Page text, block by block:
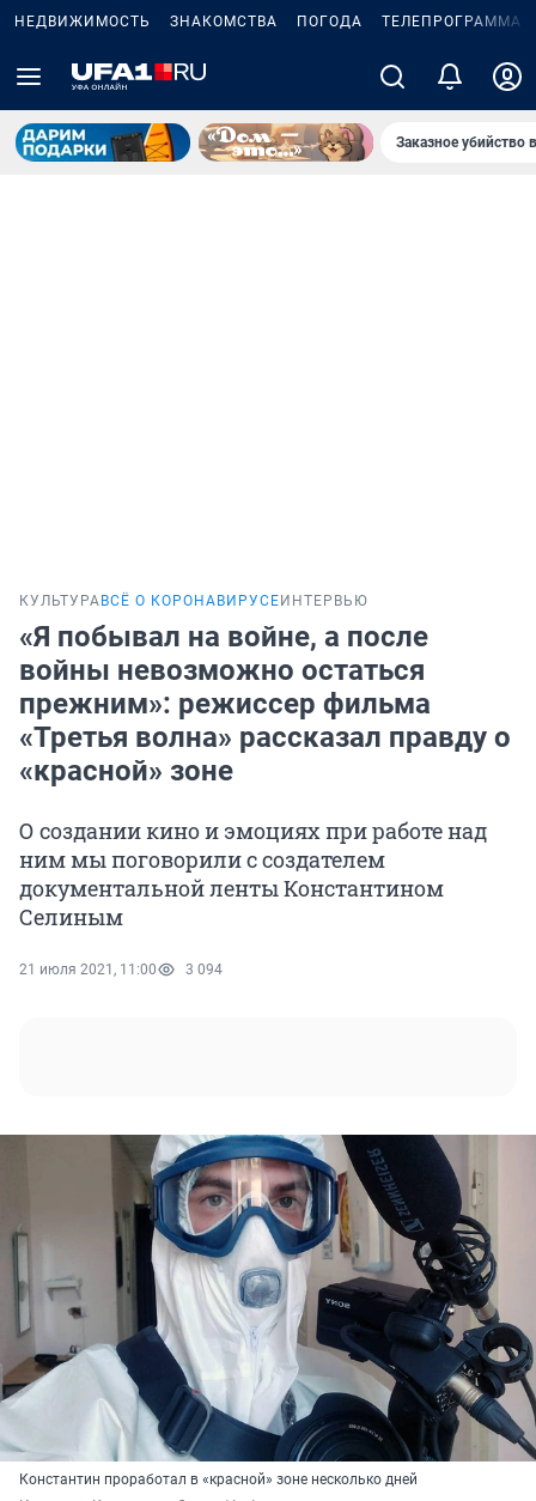
НЕДВИЖИМОСТЬ ЗНАКОМСТВА ПОГОДА ТЕЛЕПРОГРАММА
Заказное убийство
КУЛЬТУРА ВСЁ О КОРОНАВИРУСЕ ИНТЕРВЬЮ
«Я побывал на войне, а после
войны невозможно остаться
прежним»: режиссер фильма
«Третья волна» рассказал правду о
«красной» зоне
О создании кино и эмоциях при работе над
ним мы поговорили с создателем
документальной ленты Константином
Селиным
21 июля 2021, 11:00 3 094
Константин проработал в «красной» зоне несколько дней